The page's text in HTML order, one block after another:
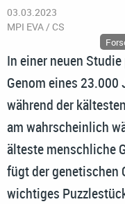
03.03.2023
MPI EVA / CS
In einer neuen
Genom eines 23.000
während der
am wahrscheinlich
älteste menschliche
fügt der genetischen
wichtiges